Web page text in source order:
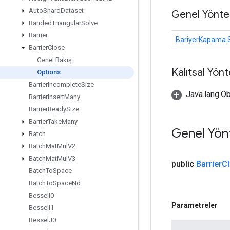
AutoShardDataset
BandedTriangularSolve
Barrier
BarrierClose
Genel Bakış
Options
BarrierIncompleteSize
BarrierInsertMany
BarrierReadySize
BarrierTakeMany
Batch
BatchMatMul V2
BatchMatMul V3
BatchToSpace
BatchToSpaceNd
Bessel I0
Bessel I1
Bessel J0
Genel
Kalıtsal
Genel
public Barrier
Parametreler